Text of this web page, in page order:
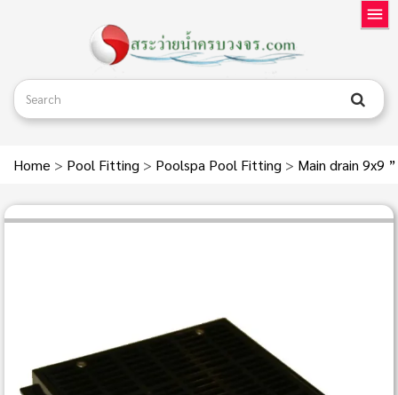
Home > Pool Fitting > Poolspa Pool Fitting > Main drain 9x9